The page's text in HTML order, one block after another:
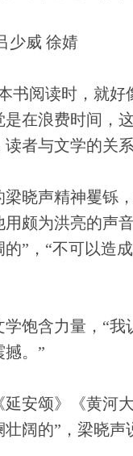
威 徐婧
阅读时，就好
在浪费时间，
者与文学的关
声精神矍铄，
颇为洪亮的声
”，“不可以造
含力量，“我
。”
颂》《黄河大
阔的”，梁晓声